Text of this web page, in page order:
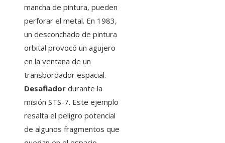
mancha de pintura, pueden
perforar el metal. En 1983,
un desconchado de pintura
orbital provocó un agujero
en la ventana de un
transbordador espacial.
Desafiador durante la
misión STS-7. Este ejemplo
resalta el peligro potencial
de algunos fragmentos que